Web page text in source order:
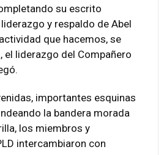
su escrito
y respaldo de Abel
que hacemos, se
liderazgo del Compañero
importantes esquinas
la bandera morada
los miembros y
intercambiaron con